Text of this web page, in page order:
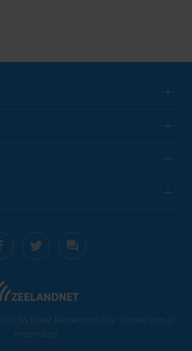
DELTA Fiber Nederland B.V. Geniet van je
maandag!